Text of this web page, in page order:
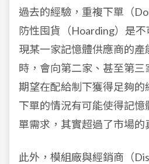
過去的經驗，重複下單（
防性囤貨（Hoarding）是
現某一家記憶體供應商的
時，會向第二家、甚至第三
期望在配給制下獲得足夠的
下單的情況有可能使得記
單需求，其實超過了市場的
此外，模組廠與經銷商（